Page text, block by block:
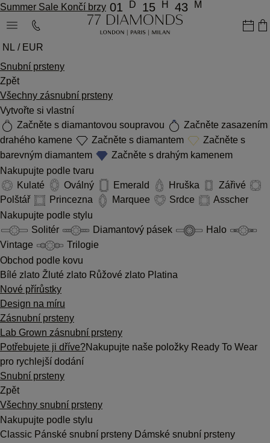
Summer Sale Končí brzy 01 D 15 H 43 M
NL / EUR
Snubní prsteny
Zpět
Všechny zásnubní prsteny
Vytvořte si vlastní
Začněte s diamantovou soupravou
Začněte zasazením
drahého kamene
Začněte s diamantem
Začněte s
barevným diamantem
Začněte s drahým kamenem
Nakupujte podle tvaru
Kulaté
Oválný Emerald Hruška
Zářivé
Polštář
Princezna Marquee Srdce
Asscher
Nakupujte podle stylu
Solitér
Diamantový pásek
Halo
Vintage
Trilogie
Obchod podle kovu
Bílé zlato Žluté zlato Růžové zlato Platina
Nové přírůstky
Design na míru
Zásnubní prsteny
Lab Grown zásnubní prsteny
Potřebujete ji dříve?Nakupujte naše položky Ready To Wear
pro rychlejší dodání
Snubní prsteny
Zpět
Všechny snubní prsteny
Nakupujte podle stylu
Classic Pánské snubní prsteny Dámské snubní prsteny